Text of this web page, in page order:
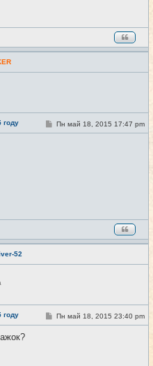
году #117
С
о
Пн май 18, 2015 17:47 pm
52
году #118
С
о
Пн май 18, 2015 23:40 pm